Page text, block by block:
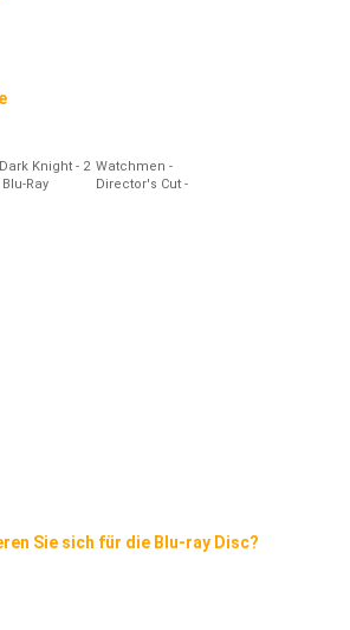
Knight - 2
Ray
Watchmen -
Director's Cut -
Sie sich für die Blu-ray Disc?